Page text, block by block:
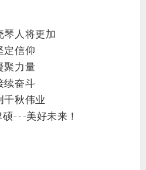
琴人将更加
定信仰
聚力量
续奋斗
千秋伟业
---美好未来！